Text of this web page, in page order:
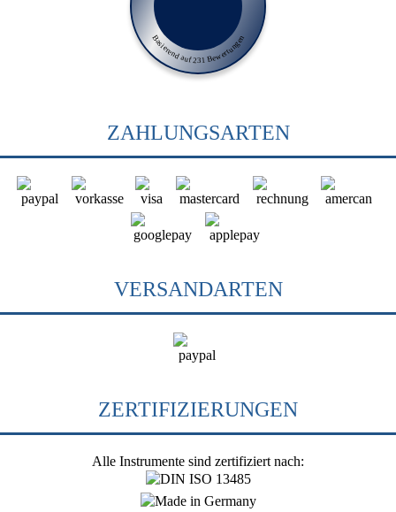
Basierend auf 231 Bewertungen
ZAHLUNGSARTEN
VERSANDARTEN
ZERTIFIZIERUNGEN
Alle Instrumente sind zertifiziert nach: